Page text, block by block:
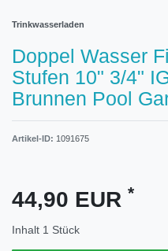
Trinkwasserladen
Doppel Wasser
Stufen 10" 3/4"
Brunnen Pool
Artikel-ID: 1091675
44,90 EUR *
Inhalt 1 Stück